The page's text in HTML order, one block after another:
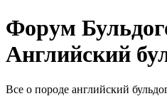
Форум
Английский
Все о породе английский